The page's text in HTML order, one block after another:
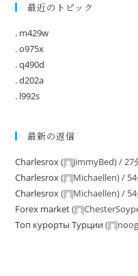
最近のトピック
. m429w
. o975x
. q490d
. d202a
. l992s
最新の返信
Charlesrox( JimmyBed) /27
Charlesrox( Michaellen) /
Charlesrox( Michaellen) /
Forex market(
Tоп курорты Tурции(